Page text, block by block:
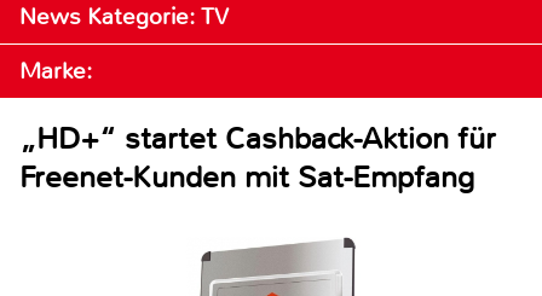
News Kategorie: TV
Marke:
„HD+“ startet Cashback-Aktion für
Freenet-Kunden mit Sat-Empfang